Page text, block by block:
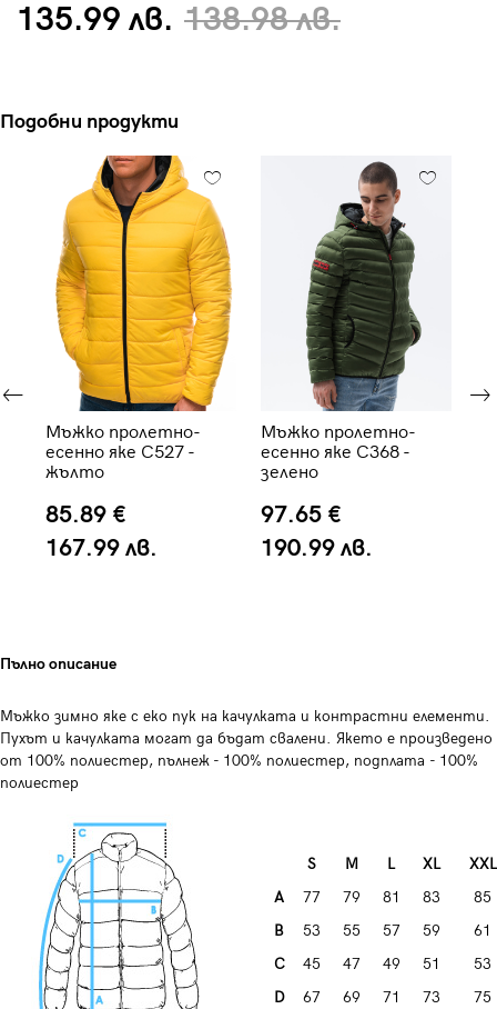
135.99 лв. 138.98 лв.
Подобни продукти
Мъжко пролетно-
есенно яке C527 -
жълто
85.89 €
167.99 лв.
Мъжко пролетно-
есенно яке C368 -
зелено
97.65 €
190.99 лв.
Пълно описание
Мъжко зимно яке с еко пук на качулката и контрастни елементи.
Пухът и качулката могат да бъдат свалени. Якето е произведено
от 100% полиестер, пълнеж - 100% полиестер, подплата - 100%
полиестер
S М L XL
XXL
А
77 79 81 83
85
B
53 55 57 59
61
C
45 47 49 51
53
D
67 69 71 73 75